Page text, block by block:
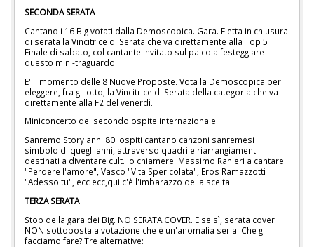
SECONDA SERATA
Cantano i 16 Big votati dalla Demoscopica. Gara. Eletta in chiusura
di serata la Vincitrice di Serata che va direttamente alla Top 5
Finale di sabato, col cantante invitato sul palco a festeggiare
questo mini-traguardo.
E' il momento delle 8 Nuove Proposte. Vota la Demoscopica per
eleggere, fra gli otto, la Vincitrice di Serata della categoria che va
direttamente alla F2 del venerdì.
Miniconcerto del secondo ospite internazionale.
Sanremo Story anni 80: ospiti cantano canzoni sanremesi
simbolo di quegli anni, attraverso quadri e riarrangiamenti
destinati a diventare cult. Io chiamerei Massimo Ranieri a cantare
"Perdere l'amore", Vasco "Vita Spericolata", Eros Ramazzotti
"Adesso tu", ecc ecc,qui c'è l'imbarazzo della scelta.
TERZA SERATA
Stop della gara dei Big. NO SERATA COVER. E se sì, serata cover
NON sottoposta a votazione che è un'anomalia seria. Che gli
facciamo fare? Tre alternative: